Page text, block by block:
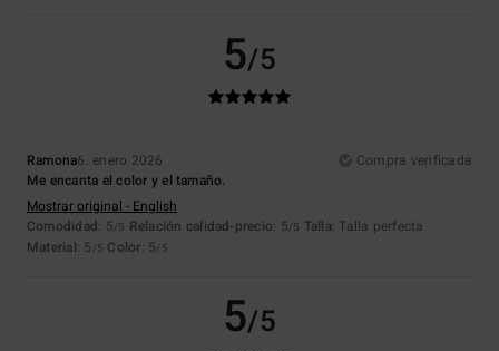
5/5
Ramona6. enero 2026
Compra verificada
Me encanta el color y el tamaño.
Mostrar original - English
Comodidad: 5/5 Relación calidad-precio: 5/5 Talla: Talla perfecta
Material: 5 /5 Color: 5/5
5/5